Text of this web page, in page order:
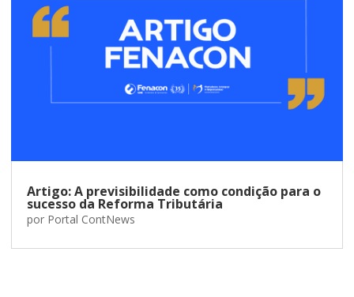
Artigo: A previsibilidade como condição para o
sucesso da Reforma Tributária
por Portal ContNews